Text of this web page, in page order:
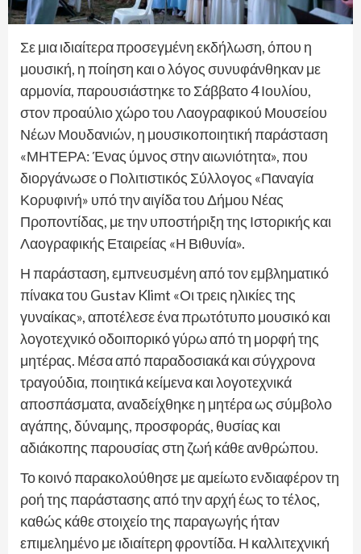
Σε μια ιδιαίτερα προσεγμένη εκδήλωση, όπου η
μουσική, η ποίηση και ο λόγος συνυφάνθηκαν με
αρμονία, παρουσιάστηκε το Σάββατο 4 Ιουλίου,
στον προαύλιο χώρο του Λαογραφικού Μουσείου
Νέων Μουδανιών, η μουσικοποιητική παράσταση
«ΜΗΤΕΡΑ: Ένας ύμνος στην αιωνιότητα», που
διοργάνωσε ο Πολιτιστικός Σύλλογος «Παναγία
Κορυφινή» υπό την αιγίδα του Δήμου Νέας
Προποντίδας, με την υποστήριξη της Ιστορικής και
Λαογραφικής Εταιρείας «Η Βιθυνία».
Η παράσταση, εμπνευσμένη από τον εμβληματικό
πίνακα του Gustav Klimt «Οι τρεις ηλικίες της
γυναίκας», αποτέλεσε ένα πρωτότυπο μουσικό και
λογοτεχνικό οδοιπορικό γύρω από τη μορφή της
μητέρας. Μέσα από παραδοσιακά και σύγχρονα
τραγούδια, ποιητικά κείμενα και λογοτεχνικά
αποσπάσματα, αναδείχθηκε η μητέρα ως σύμβολο
αγάπης, δύναμης, προσφοράς, θυσίας και
αδιάκοπης παρουσίας στη ζωή κάθε ανθρώπου.
Το κοινό παρακολούθησε με αμείωτο ενδιαφέρον τη
ροή της παράστασης από την αρχή έως το τέλος,
καθώς κάθε στοιχείο της παραγωγής ήταν
επιμελημένο με ιδιαίτερη φροντίδα. Η καλλιτεχνική